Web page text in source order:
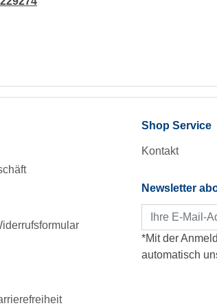
Shop Service
Kontakt
Newsletter
*Mit der
automatisch